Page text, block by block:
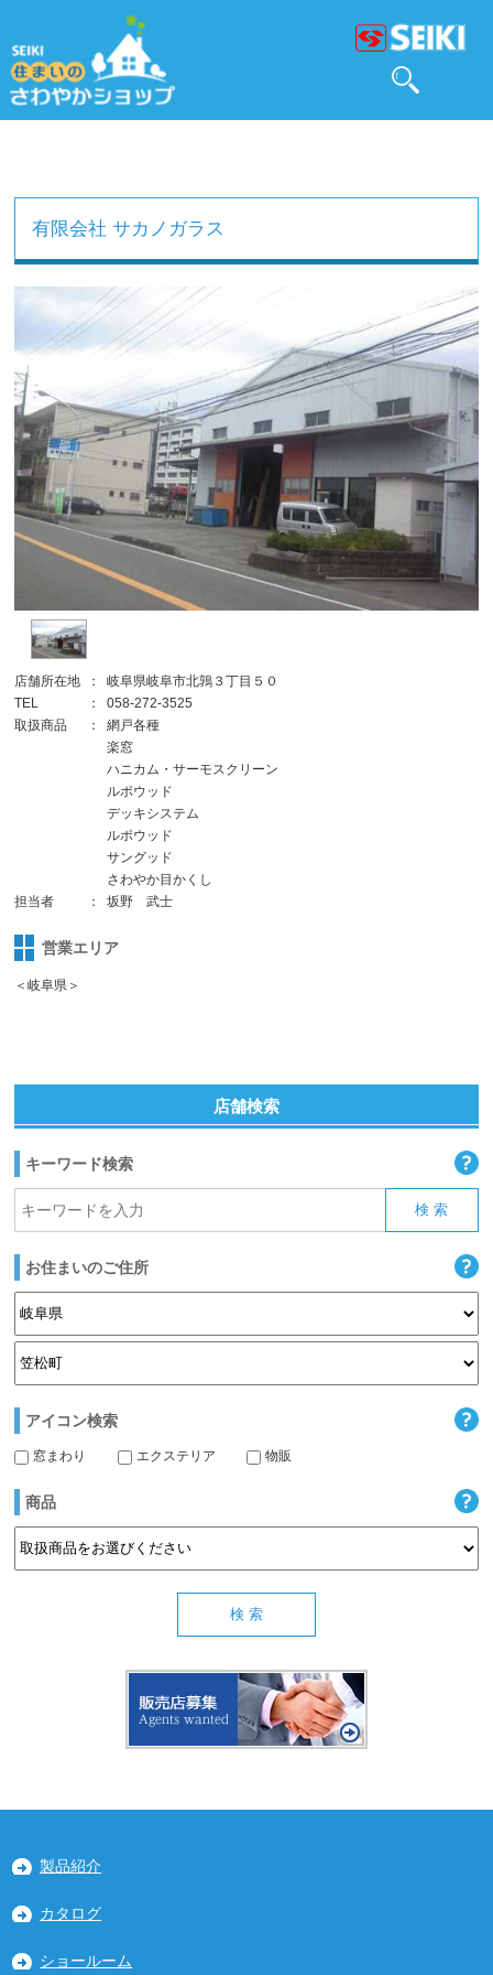
有限会社 サカノガラス
店舗所在地 ：
岐阜県岐阜市北鶉３丁目５０
TEL
：
058-272-3525
取扱商品
：
網戸各種
楽窓
ハニカム・サーモスクリーン
ルポウッド
デッキシステム
ルポウッド
サングッド
さわやか目かくし
担当者
： 坂野 武士
営業エリア
＜岐阜県＞
店舗検索
キーワード検索
お住まいのご住所
アイコン検索
窓まわり エクステリア 物販
商品
製品紹介
カタログ
ショールーム